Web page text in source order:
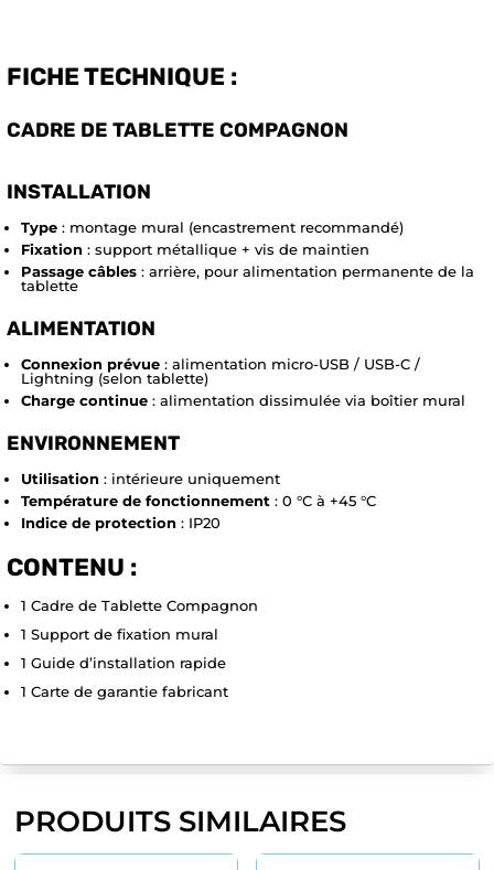
FICHE TECHNIQUE :
CADRE DE TABLETTE COMPAGNON
INSTALLATION
Type : montage mural (encastrement recommandé)
Fixation : support métallique + vis de maintien
Passage câbles : arrière, pour alimentation permanente de la
tablette
ALIMENTATION
Connexion prévue : alimentation micro-USB / USB-C /
Lightning (selon tablette)
Charge continue : alimentation dissimulée via boîtier mural
ENVIRONNEMENT
Utilisation : intérieure uniquement
Température de fonctionnement : 0 °C à +45 °C
Indice de protection : IP20
CONTENU :
1 Cadre de Tablette Compagnon
1 Support de fixation mural
1 Guide d’installation rapide
1 Carte de garantie fabricant
PRODUITS SIMILAIRES